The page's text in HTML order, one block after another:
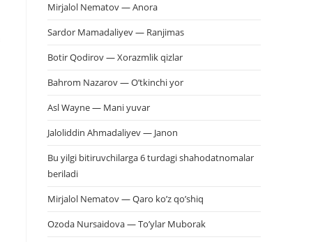
Mirjalol Nematov — Anora
Sardor Mamadaliyev — Ranjimas
Botir Qodirov — Xorazmlik qizlar
Bahrom Nazarov — O’tkinchi yor
Asl Wayne — Mani yuvar
Jaloliddin Ahmadaliyev — Janon
Bu yilgi bitiruvchilarga 6 turdagi shahodatnomalar
beriladi
Mirjalol Nematov — Qaro ko’z qo’shiq
Ozoda Nursaidova — To’ylar Muborak